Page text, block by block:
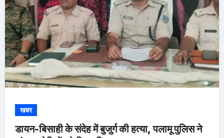
खबर
डायन-बिसाही के संदेह में बुजुर्ग की हत्या, पलामू पुलिस ने